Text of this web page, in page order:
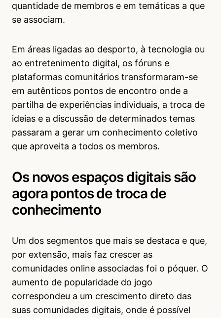
quantidade de membros e em temáticas a que
se associam.
Em áreas ligadas ao desporto, à tecnologia ou
ao entretenimento digital, os fóruns e
plataformas comunitários transformaram-se
em autênticos pontos de encontro onde a
partilha de experiências individuais, a troca de
ideias e a discussão de determinados temas
passaram a gerar um conhecimento coletivo
que aproveita a todos os membros.
Os novos espaços digitais são
agora pontos de troca de
conhecimento
Um dos segmentos que mais se destaca e que,
por extensão, mais faz crescer as
comunidades online associadas foi o póquer. O
aumento de popularidade do jogo
correspondeu a um crescimento direto das
suas comunidades digitais, onde é possível